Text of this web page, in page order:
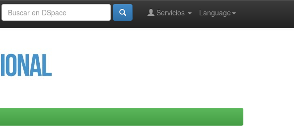
Language
Servicios